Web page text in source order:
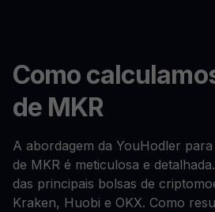
Como
de MKR
A abordagem da YouHodler
de MKR é meticulosa e
das principais bolsas de
Kraken, Huobi e OKX. Como